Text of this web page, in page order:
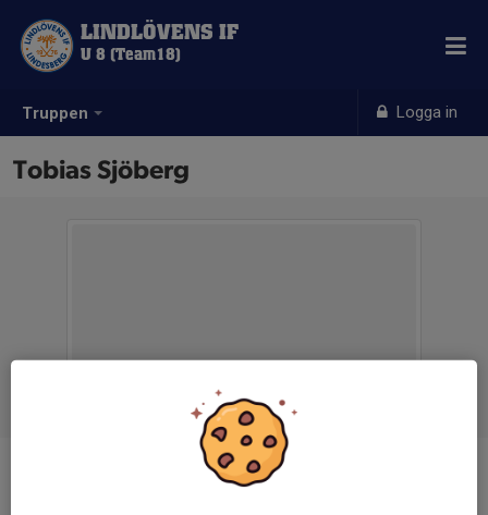
Truppen Logga in
LINDLÖVENS IF
U 8 (Team18)
Tobias Sjöberg
Ledare